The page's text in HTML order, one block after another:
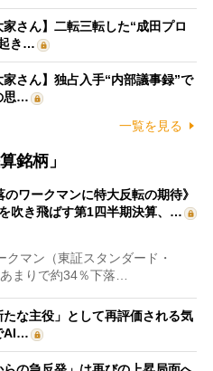
家さん】二転三転した“成田プロ
き…
家さん】独占入手“内部議事録”で
思…
一覧を見る
銘柄」
のワークマンに特大反転の期待》
吹き飛ばす第1四半期決算、…
マン（東証スタンダード・
まりで約34％下落…
な主役」として再評価される気
AI…